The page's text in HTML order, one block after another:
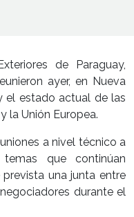
de Paraguay,
ayer, en Nueva
el estado actual de las
la Unión Europea.
a nivel técnico a
que continúan
una junta entre
durante el